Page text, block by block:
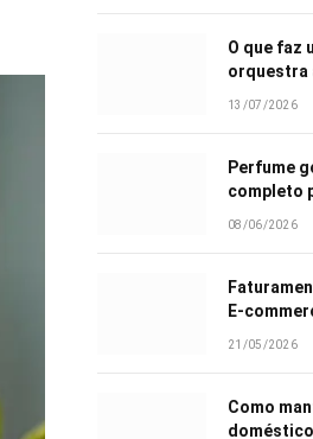
O que faz
orquestra
13/07/2026
Perfume
completo
08/06/2026
E-
21/05/2026
Como